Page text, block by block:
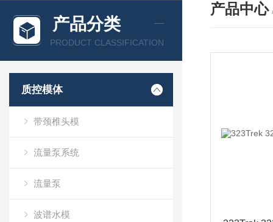
产品分类
PRODUCT CLASSIFICATION
质控模体
带颈椎头模
流量泵系统
流量泵
波谱水模
产品中心